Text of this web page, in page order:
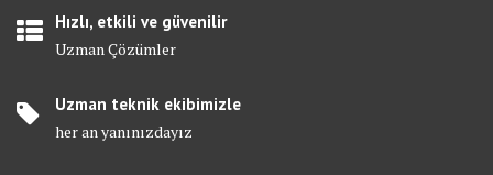
Hızlı, etkili ve güvenilir
Uzman Çözümler
Uzman teknik ekibimizle
her an yanınızdayız